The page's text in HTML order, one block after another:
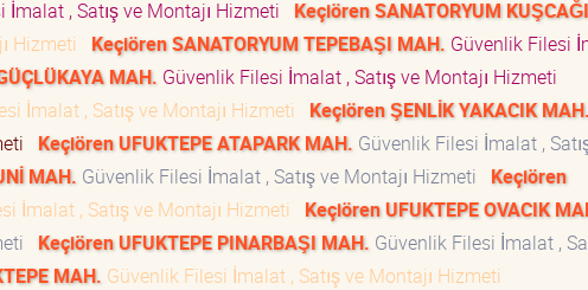
İmalat , Satış ve Montajı Hizmeti
Keçiören SANATORYUM
Hizmeti Keçiören SANATORYUM TEPEBAŞI MAH. Güvenlik Filesi
MAH. Güvenlik Filesi İmalat , Satış ve Montajı Hizmeti
İmalat , Satış ve Montajı Hizmeti
Keçiören ŞENLİK YAKACIK MAH.
Keçiören UFUKTEPE ATAPARK MAH. Güvenlik Filesi İmalat ,
MAH. Güvenlik Filesi İmalat , Satış ve Montajı Hizmeti
Keçiören
İmalat , Satış ve Montajı Hizmeti
Keçiören UFUKTEPE OVACIK
Keçiören UFUKTEPE PINARBAŞI MAH. Güvenlik Filesi İmalat ,
MAH. Güvenlik Filesi İmalat , Satış ve Montajı Hizmeti